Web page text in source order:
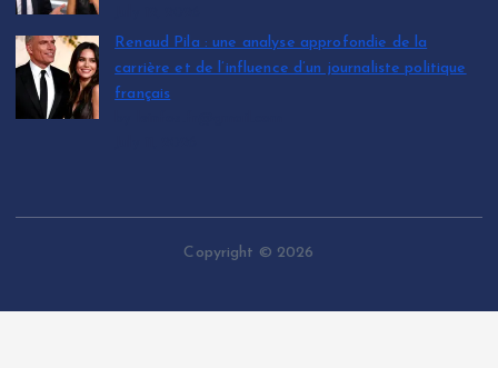
Renaud Pila : une analyse approfondie de la
carrière et de l’influence d’un journaliste politique
français
Copyright © 2026